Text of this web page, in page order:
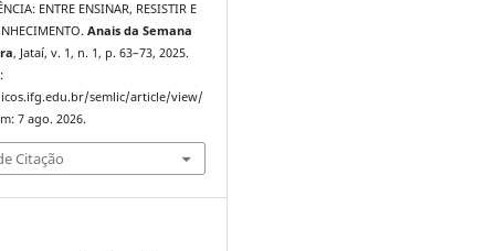
ENTRE ENSINAR, RESISTIR E
Anais da Semana
, Jataí, v. 1, n. 1, p. 63–73, 2025.
semlic/article/view/
7 ago. 2026.
Citação